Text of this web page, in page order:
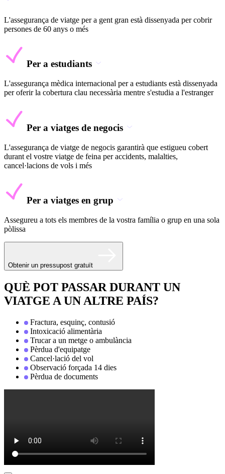
L'assegurança de viatge per a gent gran està dissenyada per cobrir
persones de 60 anys o més
Per a estudiants
L'assegurança mèdica internacional per a estudiants està dissenyada
per oferir la cobertura clau necessària mentre s'estudia a l'estranger
Per a viatges de negocis
L'assegurança de viatge de negocis garantirà que estigueu cobert
durant el vostre viatge de feina per accidents, malalties,
cancel·lacions de vols i més
Per a viatges en grup
Assegureu a tots els membres de la vostra família o grup en una sola
pòlissa
Obtenir un pressupost gratuït
QUÈ POT PASSAR DURANT UN
VIATGE A UN ALTRE PAÍS?
Fractura, esquinç, contusió
Intoxicació alimentària
Trucar a un metge o ambulància
Pèrdua d'equipatge
Cancel·lació del vol
Observació forçada 14 dies
Pèrdua de documents